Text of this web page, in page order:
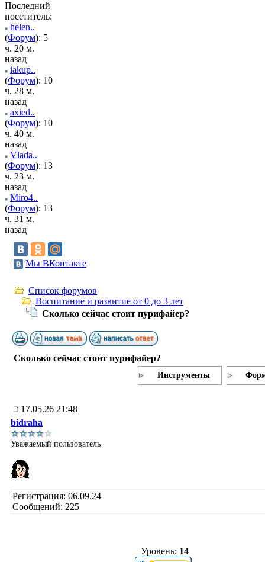
Последний
посетитель:
helen..
(Форум): 5
ч. 20 м.
назад
iakup..
(Форум): 10
ч. 28 м.
назад
axied..
(Форум): 10
ч. 40 м.
назад
Vlada..
(Форум): 13
ч. 23 м.
назад
Miro4..
(Форум): 13
ч. 31 м.
назад
Мы ВКонтакте
Список форумов
Воспитание и развитие от 0 до 3 лет
Сколько сейчас стоит пурифайер?
Сколько сейчас стоит пурифайер?
Инструменты
17.05.26 21:48
bidraha
Уважаемый пользователь
Регистрация: 06.09.24
Сообщений: 225
Уровень: 14